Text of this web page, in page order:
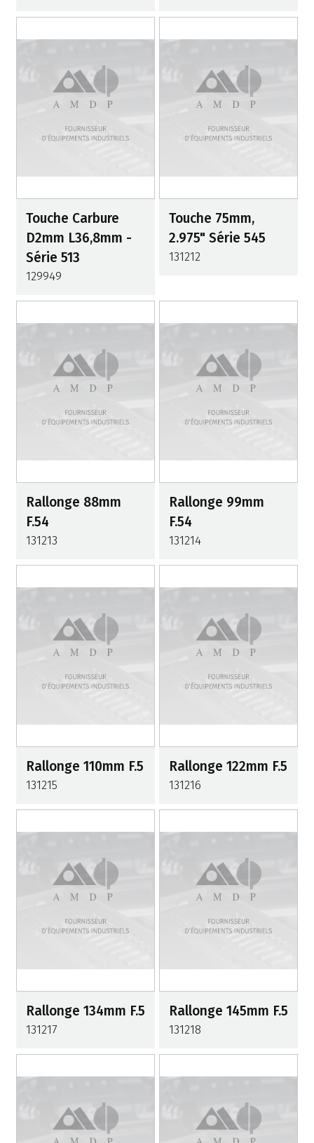
Touche Carbure
D2mm L36,8mm -
Série 513
129949
Touche 75mm,
2.975" Série 545
131212
Rallonge 88mm
F.54
131213
Rallonge 99mm
F.54
131214
Rallonge 110mm F.5
131215
Rallonge 122mm F.5
131216
Rallonge 134mm F.5
131217
Rallonge 145mm F.5
131218